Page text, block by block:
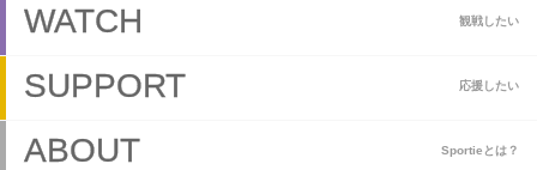
観戦したい
WATCH
応援したい
SUPPORT
Sportieとは？
ABOUT